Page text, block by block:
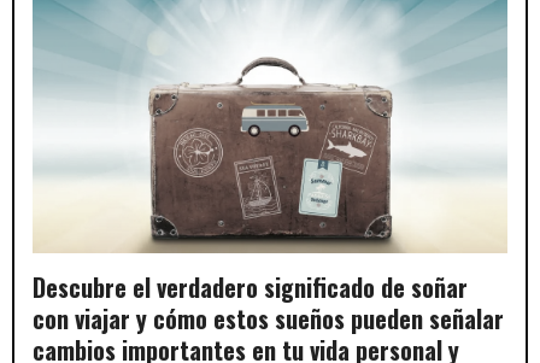
Descubre el verdadero significado de soñar
con viajar y cómo estos sueños pueden señalar
cambios importantes en tu vida personal y